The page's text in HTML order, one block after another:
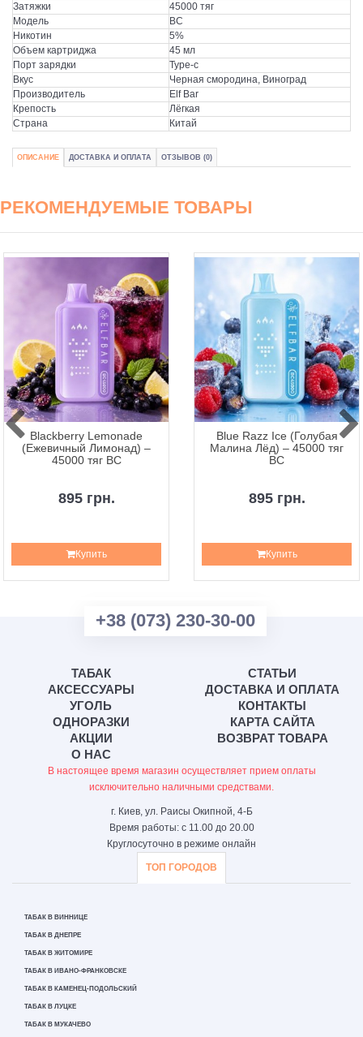
Затяжки
45000 тяг
Модель
BC
Никотин
5%
Объем картриджа
45 мл
Порт зарядки
Type-c
Вкус
Черная смородина, Виноград
Производитель
Elf Bar
Крепость
Лёгкая
Страна
Китай
ОПИСАНИЕ ДОСТАВКА И ОПЛАТА ОТЗЫВОВ (0)
РЕКОМЕНДУЕМЫЕ ТОВАРЫ
Blackberry Lemonade
(Ежевичный Лимонад) –
45000 тяг BC
895 грн.
Купить
Blue Razz Ice (Голубая
Малина Лёд) – 45000 тяг
BC
895 грн.
Купить
+38 (073) 230-30-00
ТАБАК
АКСЕССУАРЫ
УГОЛЬ
ОДНОРАЗКИ
АКЦИИ
О НАС
СТАТЬИ
ДОСТАВКА И ОПЛАТА
КОНТАКТЫ
КАРТА САЙТА
ВОЗВРАТ ТОВАРА
В настоящее время магазин осуществляет прием оплаты
исключительно наличными средствами.
г. Киев, ул. Раисы Окипной, 4-Б
Время работы: с 11.00 до 20.00
Круглосуточно в режиме онлайн
ТОП ГОРОДОВ
ТАБАК В ВИННИЦЕ
ТАБАК В ДНЕПРЕ
ТАБАК В ЖИТОМИРЕ
ТАБАК В ИВАНО-ФРАНКОВСКЕ
ТАБАК В КАМЕНЕЦ-ПОДОЛЬСКИЙ
ТАБАК В ЛУЦКЕ
ТАБАК В МУКАЧЕВО